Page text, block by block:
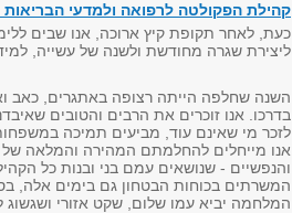
קהילת הפקולטה לרפואה ולמדעי הבריאות
כעת, לאחר תקופת קיץ ארוכה, אנו שבים
ליצירת שגרה מחודשת ולשנה של עשייה,
השנה שחלפה הייתה רצופה באתגרים, כאב
לזכר מי שאינם עוד, מביעים תמיכה
אנו מייחלים להחלמתם המהירה והמלאה של
והנפשיים - שנושאים עמם בני ובנות כל
המשרתים בכוחות הבטחון גם בימים אלה,
המלחמה יביא עמו שלום, שקט אזורי ושגשוג